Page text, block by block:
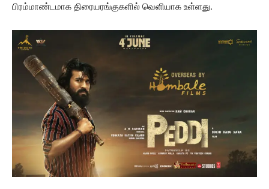
பிரம்மாண்டமாக திரையரங்குகளில் வெளியாக உள்ளது.